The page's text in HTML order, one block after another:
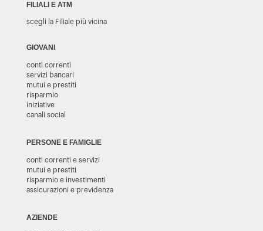
FILIALI E ATM
scegli la Filiale più vicina
GIOVANI
conti correnti
servizi bancari
mutui e prestiti
risparmio
iniziative
canali social
PERSONE E FAMIGLIE
conti correnti e servizi
mutui e prestiti
risparmio e investimenti
assicurazioni e previdenza
AZIENDE